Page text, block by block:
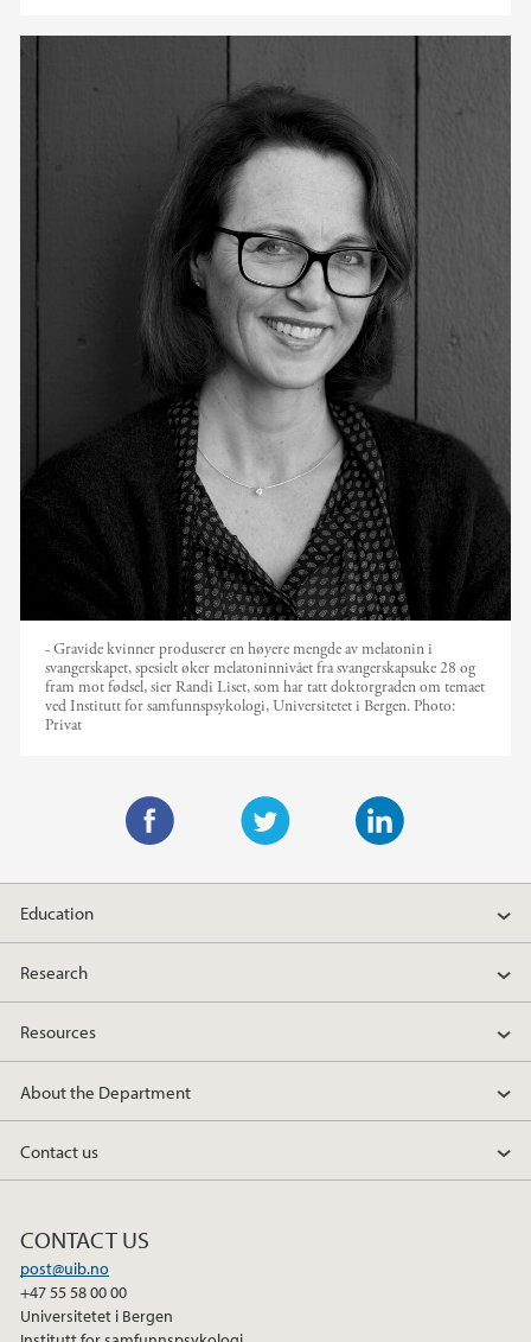
- Gravide kvinner produserer en høyere mengde av melatonin i
svangerskapet, spesielt øker melatoninnivået fra svangerskapsuke 28 og
fram mot fødsel, sier Randi Liset, som har tatt doktorgraden om temaet
ved Institutt for samfunnspsykologi, Universitetet i Bergen. Photo:
Privat
w
t
e
i
k
d
n
a
e
o
k
Education
Research
Resources
About the Department
Contact us
CONTACT US
post@uib.no
+47 55 58 00 00
Universitetet i Bergen